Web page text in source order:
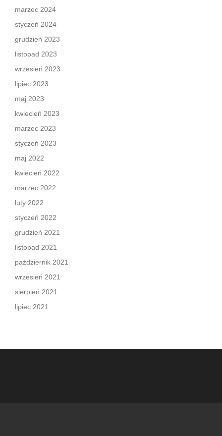
marzec 2024
styczeń 2024
grudzień 2023
listopad 2023
wrzesień 2023
lipiec 2023
maj 2023
kwiecień 2023
marzec 2023
styczeń 2023
maj 2022
kwiecień 2022
marzec 2022
luty 2022
styczeń 2022
grudzień 2021
listopad 2021
październik 2021
wrzesień 2021
sierpień 2021
lipiec 2021